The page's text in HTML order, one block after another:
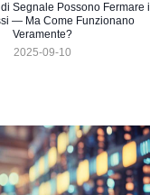
di Segnale Possono Fermare i
— Ma Come Funzionano
Veramente?
2025-09-10